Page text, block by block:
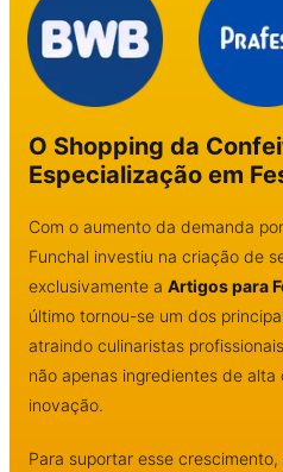
O Shopping da
Especialização em
Com o aumento da demanda
Funchal investiu na criação de
exclusivamente a Artigos para
último tornou-se um dos
atraindo culinaristas
não apenas ingredientes de
inovação.
Para suportar esse